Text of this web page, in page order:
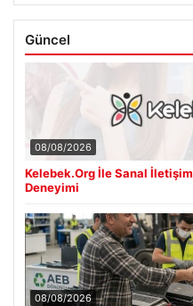
Güncel
08/08/2026
Kelebek.Org İle Sanal
Deneyimi
08/08/2026